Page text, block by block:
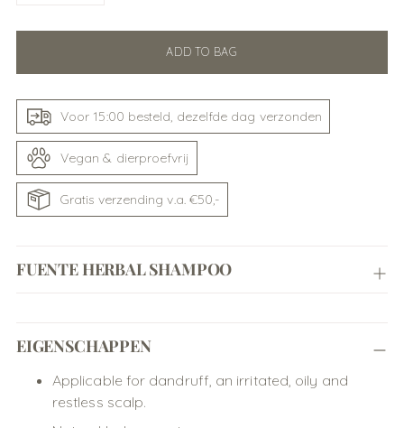
ADD TO BAG
Voor 15:00 besteld, dezelfde dag verzonden
Vegan & dierproefvrij
Gratis verzending v.a. €50,-
FUENTE HERBAL SHAMPOO
product
EIGENSCHAPPEN
Applicable for dandruff, an irritated, oily and
restless scalp.